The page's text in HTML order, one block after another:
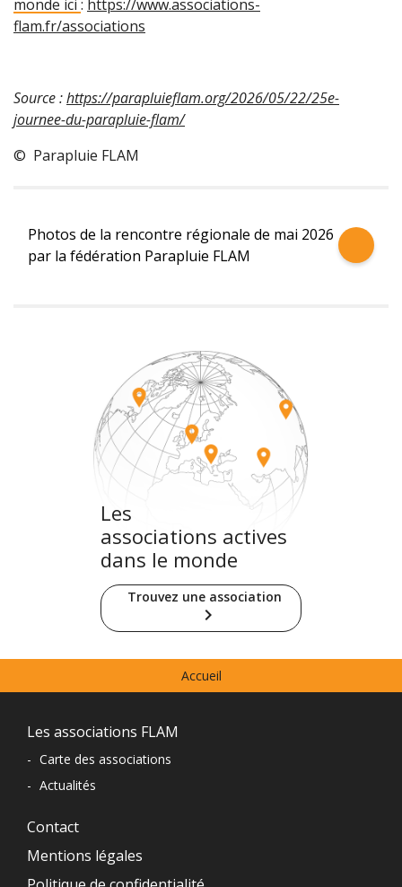
monde ici : https://www.associations-
flam.fr/associations
Source :https://parapluieflam.org/2026/05/22/25e-
journee-du-parapluie-flam/
© Parapluie FLAM
Photos de la rencontre régionale de mai 2026
par la fédération Parapluie FLAM
Les
associations actives
dans le monde
Trouvez une association
keyboard_arrow_right
Accueil
Navigation
du
pied
de
page
Les associations FLAM
- Carte des associations
- Actualités
Contact
Mentions légales